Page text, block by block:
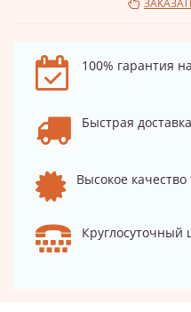
100% гарантия
Быстрая
Высокое
Круглосуточный